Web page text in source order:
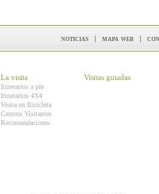
noticias | mapa web |
La visita
Itinerarios a pie
Itinerarios 4X4
Visita en Bicicleta
Centros Visitantes
Recomendaciones
Visitas guiadas